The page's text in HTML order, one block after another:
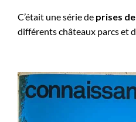
C’était une série de prises
différents châteaux parcs et